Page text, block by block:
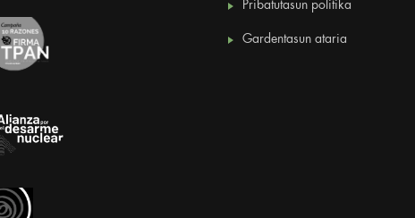
Pribatutasun politika
Gardentasun ataria